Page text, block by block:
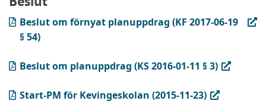
Beslut om förnyat planuppdrag (KF 2017-06-19
§ 54)
(PDF, öppnas i ny flik)
Beslut om planuppdrag (KS 2016-01-11 § 3)
(PDF, öppnas i ny flik)
Start-PM för Kevingeskolan (2015-11-23)
(PDF, öppnas i ny flik)